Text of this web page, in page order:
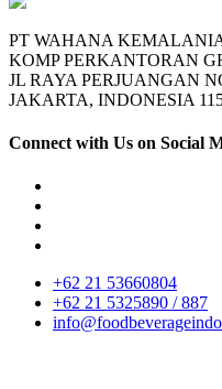
PT WAHANA
KOMP PERKANTORAN
JL RAYA PERJUANGAN
JAKARTA, INDONESIA
Connect with Us on Social
+62 21 53660804
+62 21 5325890 / 887